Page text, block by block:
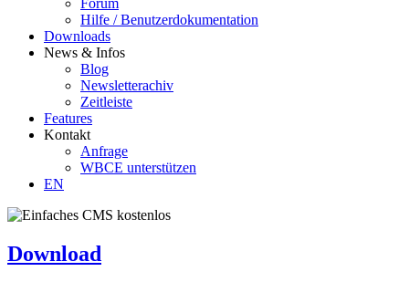
Forum
Hilfe / Benutzerdokumentation
Downloads
News & Infos
Blog
Newsletterachiv
Zeitleiste
Features
Kontakt
Anfrage
WBCE unterstützen
EN
Download